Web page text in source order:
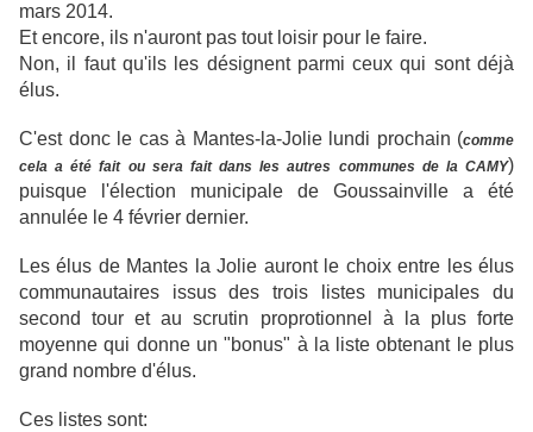
mars 2014.
Et encore, ils n'auront pas tout loisir pour le faire.
Non, il faut qu'ils les désignent parmi ceux qui sont déjà
élus.
C'est donc le cas à Mantes-la-Jolie lundi prochain (comme
cela a été fait ou sera fait dans les autres communes de la CAMY)
puisque l'élection municipale de Goussainville a été
annulée le 4 février dernier.
Les élus de Mantes la Jolie auront le choix entre les élus
communautaires issus des trois listes municipales du
second tour et au scrutin proprotionnel à la plus forte
moyenne qui donne un "bonus" à la liste obtenant le plus
grand nombre d'élus.
Ces listes sont: